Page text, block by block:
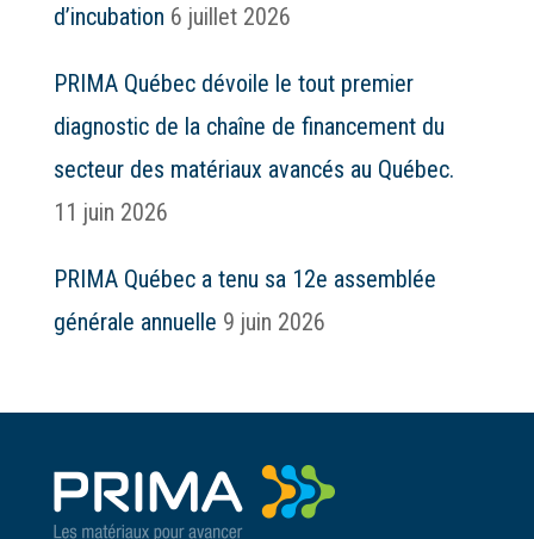
d’incubation 6 juillet 2026
PRIMA Québec dévoile le tout premier
diagnostic de la chaîne de financement du
secteur des matériaux avancés au Québec.
11 juin 2026
PRIMA Québec a tenu sa 12e assemblée
générale annuelle 9 juin 2026